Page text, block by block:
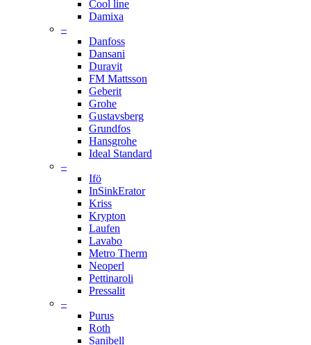
Cool line
Damixa
–
Danfoss
Dansani
Duravit
FM Mattsson
Geberit
Grohe
Gustavsberg
Grundfos
Hansgrohe
Ideal Standard
–
Ifö
InSinkErator
Kriss
Krypton
Laufen
Lavabo
Metro Therm
Neoperl
Pettinaroli
Pressalit
–
Purus
Roth
Sanibell